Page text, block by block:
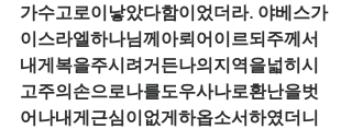
가수고로이낳았다함이었더라. 야베스가
이스라엘하나님께아뢰어이르되주께서
내게복을주시려거든나의지역을넓히시
고주의손으로나를도우사나로환난을벗
어나내게근심이없게하옵소서하였더니